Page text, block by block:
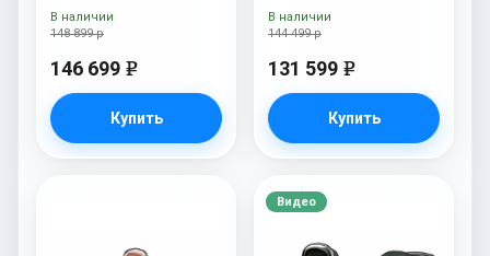
Bark New
148 899 р
146 699 e
Купить
В наличии
Amour
144 499 р
131 599 e
Купить
В наличии
Видео